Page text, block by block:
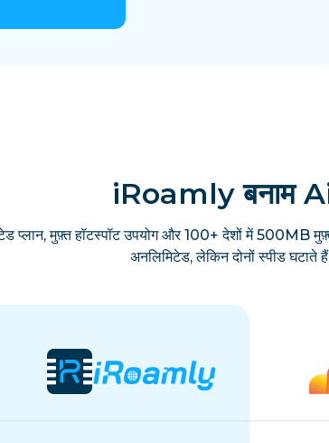
iRoamly बनाम
मुफ़्त हॉटस्पॉट उपयोग और 100+ देशों में 500MB
अनलिमिटेड, लेकिन दोनों स्पीड घटाते